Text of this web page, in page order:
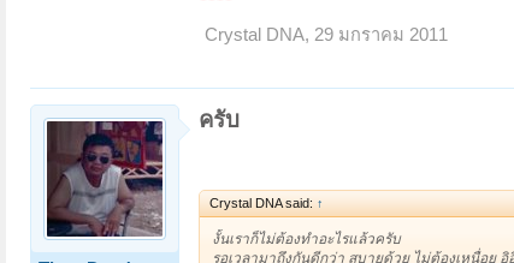
Crystal DNA, 29 มกราคม 2011
ครับ
Crystal DNA said: ↑
งั้นเราก็ไม่ต้องทำอะไรแล้วครับ
รอเวลามาถึงกันดีกว่า สบายด้วย ไม่ต้องเหนื่อย อิ